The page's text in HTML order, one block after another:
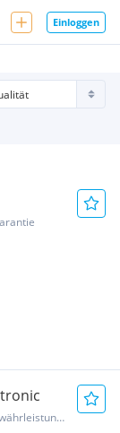
Einloggen
tronic
Hybrid Elektro/Benzin, Automatik, gültiges Pickerl, Gewährleistung, Garantie